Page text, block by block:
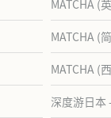
MATCHA (
MATCHA (
MATCHA (
深度游日本